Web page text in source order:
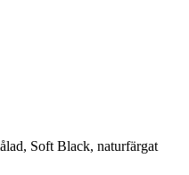
Soft Black, naturfärgat